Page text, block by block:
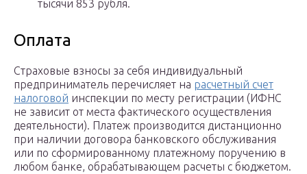
тысячи 853 рубля.
Оплата
Страховые взносы за себя индивидуальный
предприниматель перечисляет на расчетный счет
налоговой инспекции по месту регистрации (ИФНС
не зависит от места фактического осуществления
деятельности). Платеж производится дистанционно
при наличии договора банковского обслуживания
или по сформированному платежному поручению в
любом банке, обрабатывающем расчеты с бюджетом.